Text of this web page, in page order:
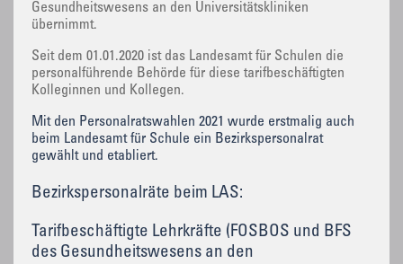
Gesundheitswesens an den Universitätskliniken
übernimmt.
Seit dem 01.01.2020 ist das Landesamt für Schulen die
personalführende Behörde für diese tarifbeschäftigten
Kolleginnen und Kollegen.
Mit den Personalratswahlen 2021 wurde erstmalig auch
beim Landesamt für Schule ein Bezirkspersonalrat
gewählt und etabliert.
Bezirkspersonalräte beim LAS:
Tarifbeschäftigte Lehrkräfte (FOSBOS und BFS
des Gesundheitswesens an den